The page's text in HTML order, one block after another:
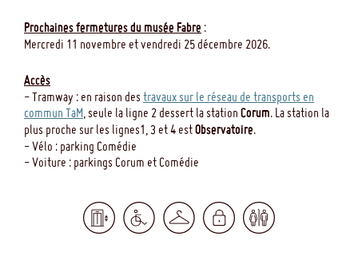
Prochaines fermetures du musée Fabre :
Mercredi 11 novembre et vendredi 25 décembre 2026.
Accès
- Tramway : en raison des travaux sur le réseau de transports en
commun TaM , seule la ligne 2 dessert la station Corum. La station la
plus proche sur les lignes1, 3 et 4 estObservatoire.
- Vélo : parking Comédie
- Voiture : parkings Corum et Comédie